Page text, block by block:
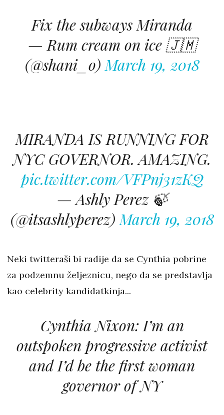
Fix the subways Miranda
— Rum cream on ice 🇯🇲
(@shani_o)March 19, 2018
MIRANDA IS RUNNING FOR
NYC GOVERNOR. AMAZING.
pic.twitter.com/VFPnj31zKQ
— Ashly Perez 🍃
(@itsashlyperez)March 19, 2018
Neki twitteraši bi radije da se Cynthia pobrine
za podzemnu željeznicu, nego da se predstavlja
kao celebrity kandidatkinja...
Cynthia Nixon: I’m an
outspoken progressive activist
and I’d be the first woman
governor of NY